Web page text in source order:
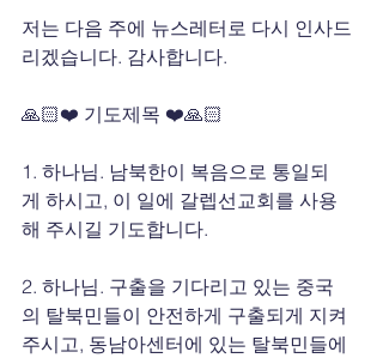
저는 다음 주에 뉴스레터로 다시 인사드
리겠습니다. 감사합니다.
🙏🏻❤️ 기도제목 ❤️🙏🏻
1. 하나님. 남북한이 복음으로 통일되
게 하시고, 이 일에 갈렙선교회를 사용
해 주시길 기도합니다.
2. 하나님. 구출을 기다리고 있는 중국
의 탈북민들이 안전하게 구출되게 지켜
주시고, 동남아센터에 있는 탈북민들에